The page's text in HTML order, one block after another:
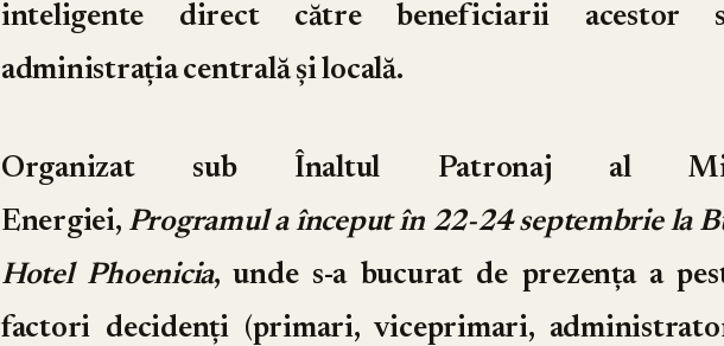
inteligente direct către beneficiarii acestor
administrația centrală și locală.
Organizat sub Înaltul Patronaj al
Energiei, Programul a început în 22-24 septembrie la
Hotel Phoenicia, unde s-a bucurat de prezența a
factori decidenți (primari, viceprimari,